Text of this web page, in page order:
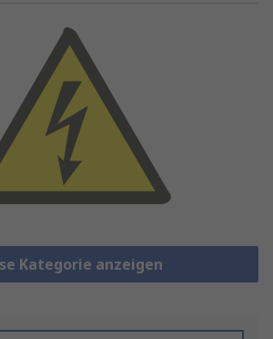
Kategorie anzeigen